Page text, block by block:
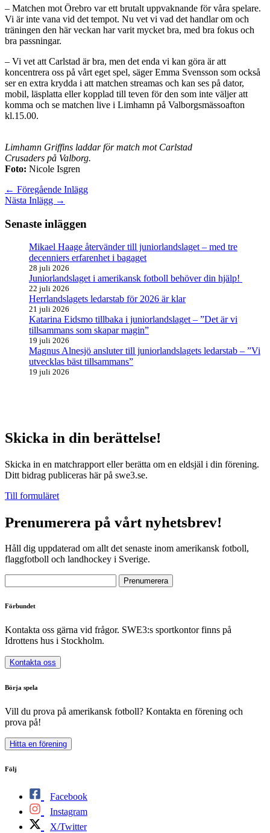
– Matchen mot Örebro var ett brutalt uppvaknande för våra spelare.
Vi är inte vana vid det tempot. Nu vet vi vad det handlar om och
träningen den här veckan har varit mycket bra, med bra fokus och
bra passningar.
– Vi vet att Carlstad är bra, men det enda vi kan göra är att
koncentrera oss på vårt eget spel, säger Emma Svensson som också
ser en extra krydda i att matchen streamas och kan ses på dator,
mobil, läsplatta eller kopplad till teven för den som inte väljer att
komma och se matchen live i Limhamn på Valborgsmässoafton
kl.15.00.
Limhamn Griffins laddar för match mot Carlstad
Crusaders på Valborg.
Foto: Nicole Isgren
← Föregående Inlägg
Nästa Inlägg →
Senaste inläggen
Mikael Haage återvänder till juniorlandslaget – med tre
decenniers erfarenhet i bagaget
28 juli 2026
Juniorlandslaget i amerikansk fotboll behöver din hjälp!
22 juli 2026
Herrlandslagets ledarstab för 2026 är klar
21 juli 2026
Katarina Eidsmo tillbaka i juniorlandslaget – ”Det är vi
tillsammans som skapar magin”
19 juli 2026
Magnus Alnesjö ansluter till juniorlandslagets ledarstab – ”Vi
utvecklas bäst tillsammans”
19 juli 2026
Skicka in din berättelse!
Skicka in en matchrapport eller berätta om en eldsjäl i din förening.
Ditt bidrag publiceras här på swe3.se.
Till formuläret
Prenumerera på vårt nyhetsbrev!
Håll dig uppdaterad om allt det senaste inom amerikansk fotboll,
flaggfotboll och landhockey i Sverige.
Förbundet
Kontakta oss gärna vid frågor. SWE3:s sportkontor finns på
Idrottens hus i Stockholm.
Kontakta oss
Börja spela
Vill du prova på amerikansk fotboll? Kontakta en förening och
prova på!
Hitta en förening
Följ
Facebook
Instagram
X/Twitter